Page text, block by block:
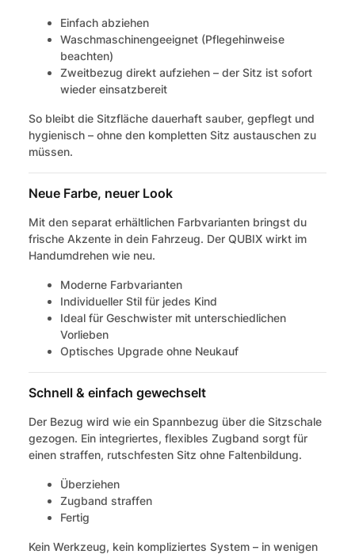
Einfach abziehen
Waschmaschinengeeignet (Pflegehinweise
beachten)
Zweitbezug direkt aufziehen – der Sitz ist sofort
wieder einsatzbereit
So bleibt die Sitzfläche dauerhaft sauber, gepflegt und
hygienisch – ohne den kompletten Sitz austauschen zu
müssen.
Neue Farbe, neuer Look
Mit den separat erhältlichen Farbvarianten bringst du
frische Akzente in dein Fahrzeug. Der QUBIX wirkt im
Handumdrehen wie neu.
Moderne Farbvarianten
Individueller Stil für jedes Kind
Ideal für Geschwister mit unterschiedlichen
Vorlieben
Optisches Upgrade ohne Neukauf
Schnell & einfach gewechselt
Der Bezug wird wie ein Spannbezug über die Sitzschale
gezogen. Ein integriertes, flexibles Zugband sorgt für
einen straffen, rutschfesten Sitz ohne Faltenbildung.
Überziehen
Zugband straffen
Fertig
Kein Werkzeug, kein kompliziertes System – in wenigen